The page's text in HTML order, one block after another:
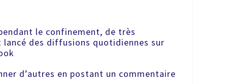
le confinement, de très
des diffusions quotidiennes sur
d’autres en postant un commentaire